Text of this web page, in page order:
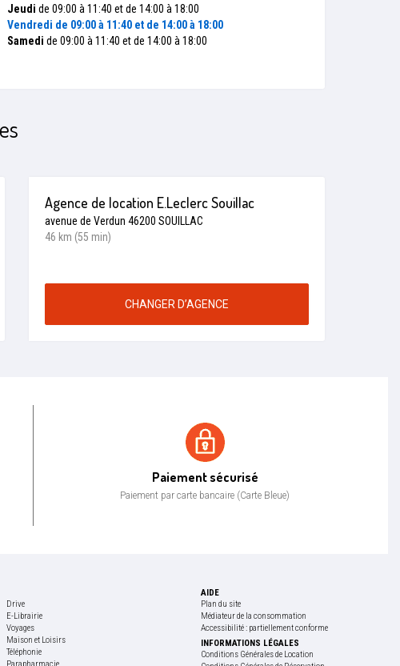
Jeudi de 09:00 à 11:40 et de 14:00 à 18:00
Vendredi de 09:00 à 11:40 et de 14:00 à 18:00
Samedi de 09:00 à 11:40 et de 14:00 à 18:00
Agence de location E.Leclerc Souillac
avenue de Verdun 46200 SOUILLAC
46 km (55 min)
CHANGER D’AGENCE
Paiement sécurisé
Paiement par carte bancaire (Carte Bleue)
Drive
E-Librairie
Voyages
Maison et Loisirs
Téléphonie
AIDE
Plan du site
Médiateur de la consommation
Accessibilité : partiellement conforme
INFORMATIONS LÉGALES
Conditions Générales de Location